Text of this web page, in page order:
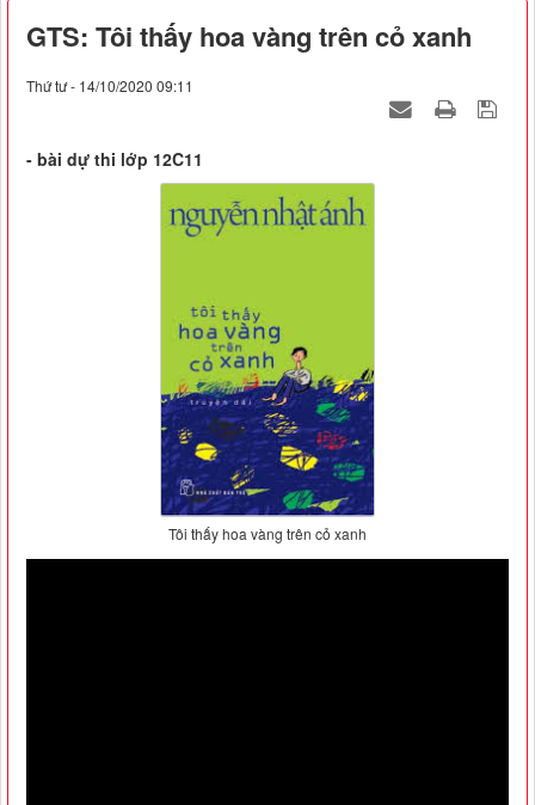
GTS: Tôi thấy hoa vàng trên cỏ xanh
Thứ tư - 14/10/2020 09:11
- bài dự thi lớp 12C11
Tôi thấy hoa vàng trên cỏ xanh